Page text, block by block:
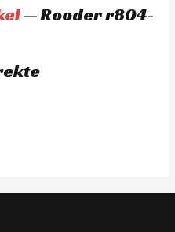
— Rooder r804-